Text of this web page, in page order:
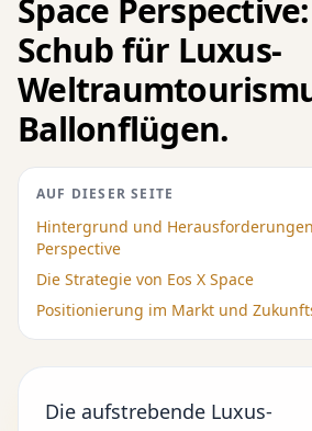
Space
Schub für Luxus-
Ballonflügen.
AUF DIESER SEITE
Hintergrund und
Perspective
Die Strategie von Eos X Space
Positionierung im Markt und
Die aufstrebende Luxus-